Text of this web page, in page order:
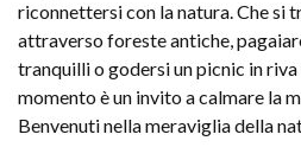
riconnettersi con la natura. Che si
attraverso foreste antiche,
tranquilli o godersi un picnic in riva
momento è un invito a calmare la
Benvenuti nella meraviglia della